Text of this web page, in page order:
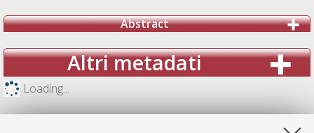
Abstract
Altri metadati
Loading...